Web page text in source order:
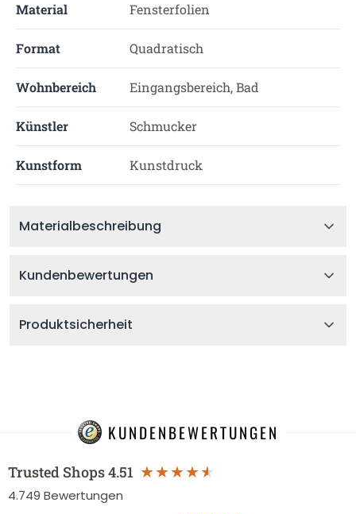
Material Fensterfolien
Format Quadratisch
Wohnbereich Eingangsbereich, Bad
Künstler Schmucker
Kunstform Kunstdruck
Materialbeschreibung
Kundenbewertungen
Produktsicherheit
KUNDENBEWERTUNGEN
Trusted Shops4.51
4.749 Bewertungen